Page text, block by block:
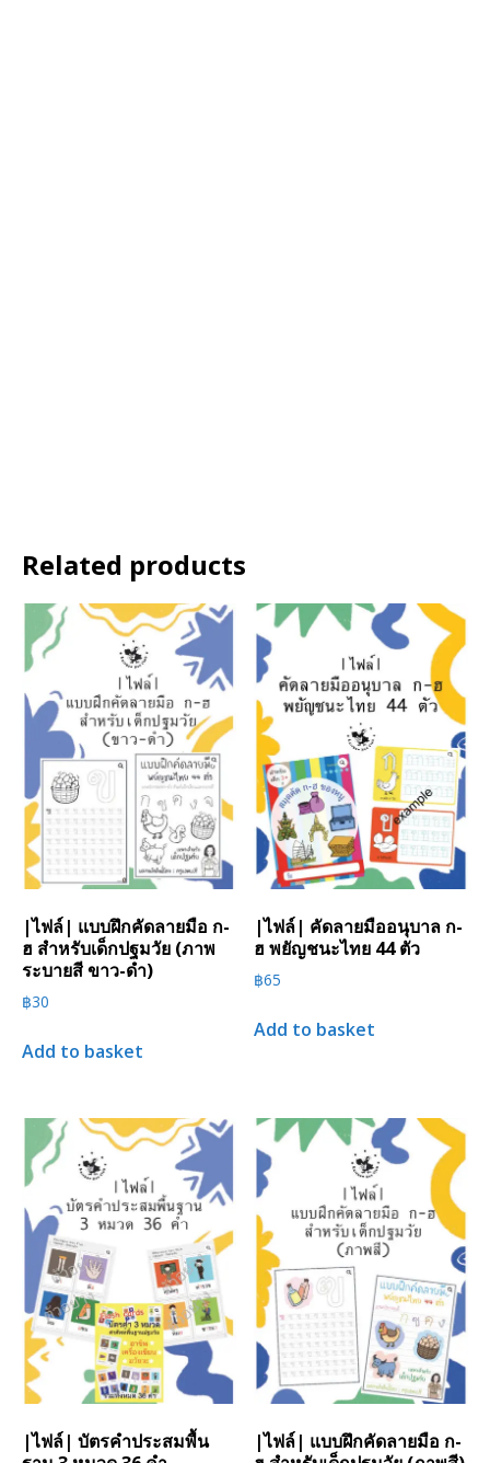
Related products
|ไฟล์| แบบฝึกคัดลายมือ ก-
ฮ สำหรับเด็กปฐมวัย (ภาพ
ระบายสี ขาว-ดำ)
฿30
Add to basket
|ไฟล์| คัดลายมืออนุบาล ก-
ฮ พยัญชนะไทย 44 ตัว
฿65
Add to basket
|ไฟล์| บัตรคำประสมพื้น
|ไฟล์| แบบฝึกคัดลายมือ ก-